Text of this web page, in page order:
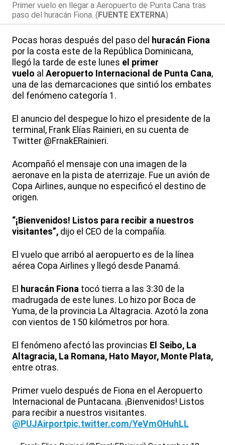
Primer vuelo en llegar a Aeropuerto de Punta Cana tras
paso del huracán Fiona. (FUENTE EXTERNA)
Pocas horas después del paso del huracán Fiona
por la costa este de la República Dominicana,
llegó la tarde de este lunes el primer
vuelo al Aeropuerto Internacional de Punta Cana,
una de las demarcaciones que sintió los embates
del fenómeno categoría 1.
El anuncio del despegue lo hizo el presidente de la
terminal, Frank Elías Rainieri, en su cuenta de
Twitter @FrnakERainieri.
Acompañó el mensaje con una imagen de la
aeronave en la pista de aterrizaje. Fue un avión de
Copa Airlines, aunque no especificó el destino de
origen.
“¡Bienvenidos! Listos para recibir a nuestros
visitantes”, dijo el CEO de la compañía.
El vuelo que arribó al aeropuerto es de la línea
aérea Copa Airlines y llegó desde Panamá.
El huracán Fiona tocó tierra a las 3:30 de la
madrugada de este lunes. Lo hizo por Boca de
Yuma, de la provincia La Altagracia. Azotó la zona
con vientos de 150 kilómetros por hora.
El fenómeno afectó las provincias El Seibo, La
Altagracia, La Romana, Hato Mayor, Monte Plata,
entre otras.
Primer vuelo después de Fiona en el Aeropuerto
Internacional de Puntacana. ¡Bienvenidos! Listos
para recibir a nuestros visitantes.
@PUJAirportpic.twitter.com/YeVmOHuhLL